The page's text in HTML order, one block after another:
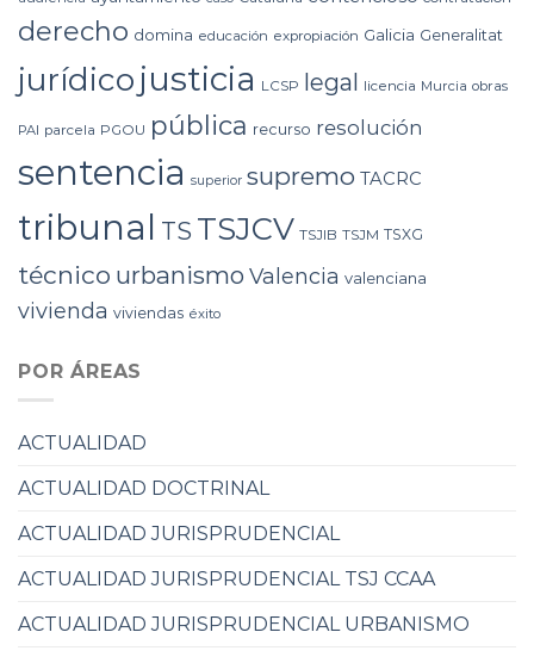
derecho domina educación expropiación Galicia Generalitat
jurídico justicia LCSP legal licencia Murcia obras
PAI parcela PGOU pública recurso resolución
sentencia superior supremo TACRC
tribunal TS TSJCV TSJIB TSJM TSXG
técnico urbanismo Valencia valenciana
vivienda viviendas éxito
POR ÁREAS
ACTUALIDAD
ACTUALIDAD DOCTRINAL
ACTUALIDAD JURISPRUDENCIAL
ACTUALIDAD JURISPRUDENCIAL TSJ CCAA
ACTUALIDAD JURISPRUDENCIAL URBANISMO